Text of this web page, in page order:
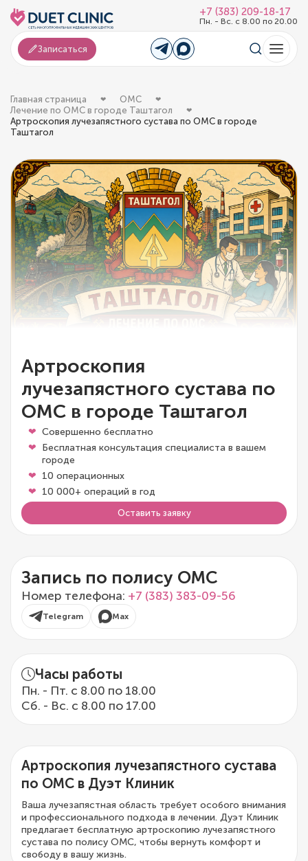
+7 (383) 209-18-17
Пн. - Вс. с 8.00 по 20.00
Записаться
Главная страница
ОМС
Лечение по ОМС в городе Таштагол
Артроскопия лучезапястного сустава по ОМС в городе
Таштагол
Артроскопия
лучезапястного сустава по
ОМС в городе Таштагол
Совершенно бесплатно
Бесплатная консультация специалиста в вашем
городе
10 операционных
10 000+ операций в год
Оставить заявку
Запись по полису ОМС
Номер телефона: +7 (383) 383-09-56
Telegram Max
Часы работы
Пн. - Пт. с 8.00 по 18.00
Сб. - Вс. с 8.00 по 17.00
Артроскопия лучезапястного сустава
по ОМС в Дуэт Клиник
Ваша лучезапястная область требует особого внимания
и профессионального подхода в лечении. Дуэт Клиник
предлагает бесплатную артроскопию лучезапястного
сустава по полису ОМС, чтобы вернуть комфорт и
свободу в вашу жизнь.